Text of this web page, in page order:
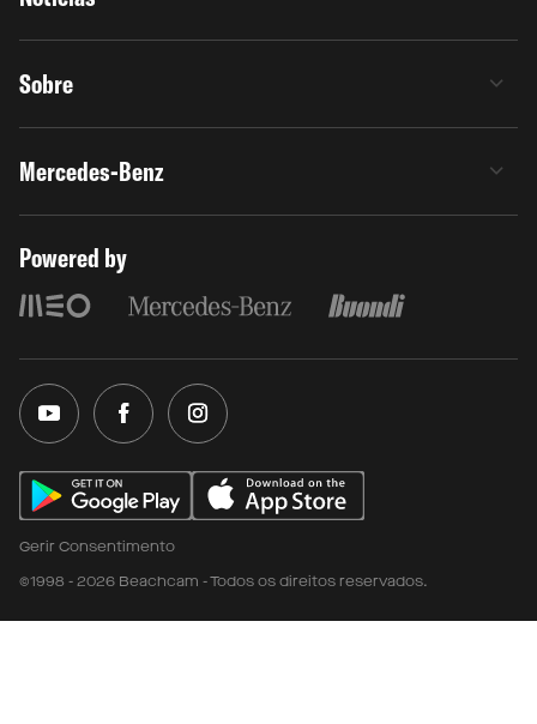
Sobre
Mercedes-Benz
Powered by
Gerir Consentimento
©1998 - 2026 Beachcam - Todos os direitos reservados.